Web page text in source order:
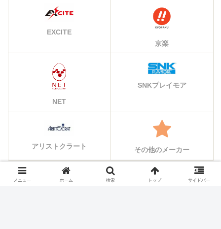
EXCITE
京楽
NET
SNKプレイモア
アリストクラート その他のメーカー
メニュー ホーム 検索 トップ サイドバー